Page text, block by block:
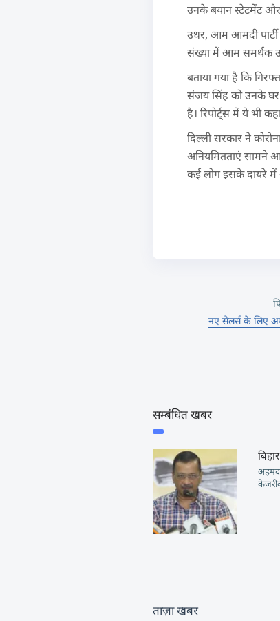
उनके बयान स्टेटमेंट और
उधर, आम आमदी पार्टी
संख्या में आम समर्थक
बताया गया है कि
संजय सिंह को उनके घर
है। रिपोर्ट्स में ये भी
दिल्ली सरकार ने
अनियमितताएं सामने
कई लोग इसके दायरे में
नए सेलर्स के लिए
सम्बंधित खबर
ताज़ा खबर